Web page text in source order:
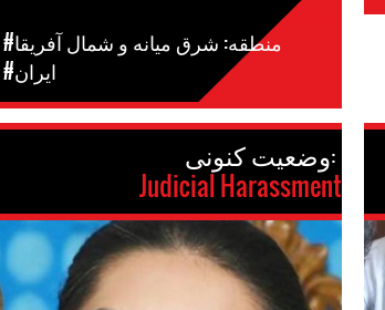
#منطقه: شرق میانه و شمال آفریقا
#ایران
وضعیت کنونی:
Judicial Harassment